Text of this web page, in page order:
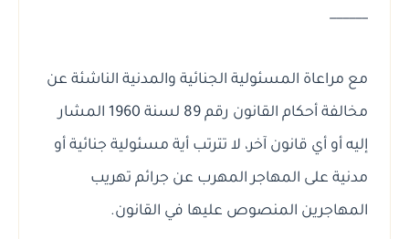
______
مع مراعاة المسئولية الجنائية والمدنية الناشئة عن
مخالفة أحكام القانون رقم 89 لسنة 1960 المشار
إليه أو أي قانون آخر، لا تترتب أية مسئولية جنائية أو
مدنية على المهاجر المهرب عن جرائم تهريب
المهاجرين المنصوص عليها في القانون.